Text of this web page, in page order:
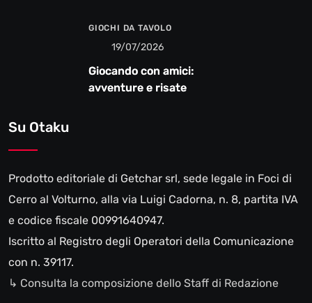
GIOCHI DA TAVOLO
19/07/2026
Giocando con amici:
avventure e risate
Su Otaku
Prodotto editoriale di Getchar srl, sede legale in Foci di
Cerro al Volturno, alla via Luigi Cadorna, n. 8, partita IVA
e codice fiscale 00991640947.
Iscritto al Registro degli Operatori della Comunicazione
con n. 39117.
↳ Consulta la composizione dello Staff di Redazione